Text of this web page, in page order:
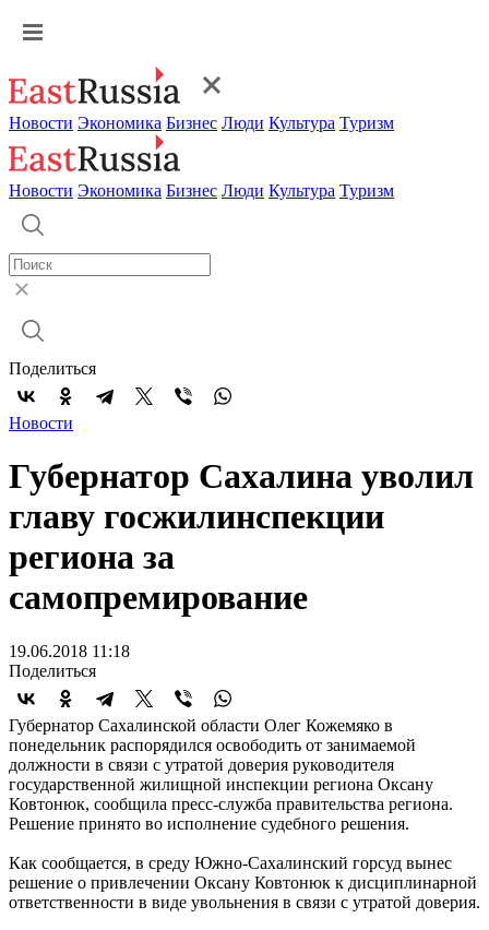
Новости Экономика Бизнес Люди Культура Туризм
Новости Экономика Бизнес Люди Культура Туризм
Поделиться
Новости
Губернатор Сахалина уволил
главу госжилинспекции
региона за
самопремирование
19.06.2018 11:18
Поделиться
Губернатор Сахалинской области Олег Кожемяко в
понедельник распорядился освободить от занимаемой
должности в связи с утратой доверия руководителя
государственной жилищной инспекции региона Оксану
Ковтонюк, сообщила пресс-служба правительства региона.
Решение принято во исполнение судебного решения.
Как сообщается, в среду Южно-Сахалинский горсуд вынес
решение о привлечении Оксану Ковтонюк к дисциплинарной
ответственности в виде увольнения в связи с утратой доверия.